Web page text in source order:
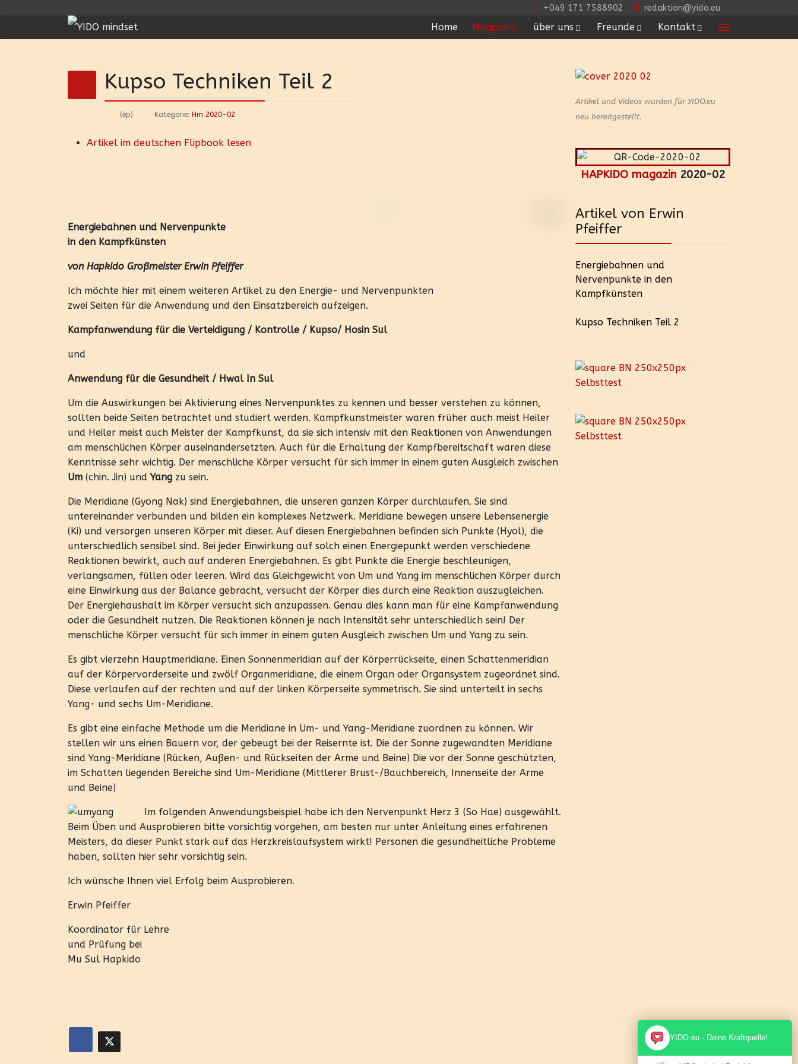
+049 171 7588902 redaktion@yido.eu
Home Magazin über uns Freunde Kontakt
Kupso Techniken Teil 2
(ep) Kategorie: Hm 2020-02
Artikel im deutschen Flipbook lesen
Energiebahnen und Nervenpunkte
in den Kampfkünsten
von Hapkido Großmeister Erwin Pfeiffer
Ich möchte hier mit einem weiteren Artikel zu den Energie- und Nervenpunkten
zwei Seiten für die Anwendung und den Einsatzbereich aufzeigen.
Kampfanwendung für die Verteidigung / Kontrolle / Kupso/ Hosin Sul
und
Anwendung für die Gesundheit / Hwal In Sul
Um die Auswirkungen bei Aktivierung eines Nervenpunktes zu kennen und besser verstehen zu können,
sollten beide Seiten betrachtet und studiert werden. Kampfkunstmeister waren früher auch meist Heiler
und Heiler meist auch Meister der Kampfkunst, da sie sich intensiv mit den Reaktionen von Anwendungen
am menschlichen Körper auseinandersetzten. Auch für die Erhaltung der Kampfbereitschaft waren diese
Kenntnisse sehr wichtig. Der menschliche Körper versucht für sich immer in einem guten Ausgleich zwischen
Um (chin. Jin) undYang zu sein.
Die Meridiane (Gyong Nak) sind Energiebahnen, die unseren ganzen Körper durchlaufen. Sie sind
untereinander verbunden und bilden ein komplexes Netzwerk. Meridiane bewegen unsere Lebensenergie
(Ki) und versorgen unseren Körper mit dieser. Auf diesen Energiebahnen befinden sich Punkte (Hyol), die
unterschiedlich sensibel sind. Bei jeder Einwirkung auf solch einen Energiepunkt werden verschiedene
Reaktionen bewirkt, auch auf anderen Energiebahnen. Es gibt Punkte die Energie beschleunigen,
verlangsamen, füllen oder leeren. Wird das Gleichgewicht von Um und Yang im menschlichen Körper durch
eine Einwirkung aus der Balance gebracht, versucht der Körper dies durch eine Reaktion auszugleichen.
Der Energiehaushalt im Körper versucht sich anzupassen. Genau dies kann man für eine Kampfanwendung
oder die Gesundheit nutzen. Die Reaktionen können je nach Intensität sehr unterschiedlich sein! Der
menschliche Körper versucht für sich immer in einem guten Ausgleich zwischen Um und Yang zu sein.
Es gibt vierzehn Hauptmeridiane. Einen Sonnenmeridian auf der Körperrückseite, einen Schattenmeridian
auf der Körpervorderseite und zwölf Organmeridiane, die einem Organ oder Organsystem zugeordnet sind.
Diese verlaufen auf der rechten und auf der linken Körperseite symmetrisch. Sie sind unterteilt in sechs
Yang- und sechs Um-Meridiane.
Es gibt eine einfache Methode um die Meridiane in Um- und Yang-Meridiane zuordnen zu können. Wir
stellen wir uns einen Bauern vor, der gebeugt bei der Reisernte ist. Die der Sonne zugewandten Meridiane
sind Yang-Meridiane (Rücken, Außen- und Rückseiten der Arme und Beine) Die vor der Sonne geschützten,
im Schatten liegenden Bereiche sind Um-Meridiane (Mittlerer Brust-/Bauchbereich, Innenseite der Arme
und Beine)
Im folgenden Anwendungsbeispiel habe ich den Nervenpunkt Herz 3 (So Hae) ausgewählt.
Beim Üben und Ausprobieren bitte vorsichtig vorgehen, am besten nur unter Anleitung eines erfahrenen
Meisters, da dieser Punkt stark auf das Herzkreislaufsystem wirkt! Personen die gesundheitliche Probleme
haben, sollten hier sehr vorsichtig sein.
Ich wünsche Ihnen viel Erfolg beim Ausprobieren.
Erwin Pfeiffer
Koordinator für Lehre
und Prüfung bei
Mu Sul Hapkido
Artikel und Videos wurden für YIDO.eu
neu bereitgestellt.
HAPKIDO magazin 2020-02
Artikel von Erwin
Pfeiffer
Energiebahnen und
Nervenpunkte in den
Kampfkünsten
Kupso Techniken Teil 2
YIDO.eu - Deine Kraftquelle!